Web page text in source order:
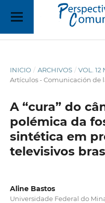
INICIO / ARCHIVOS / VOL. 12
Artículos - Comunicación de
A “cura” do
polémica da
sintética em
televisivos
Aline Bastos
Universidade Federal do